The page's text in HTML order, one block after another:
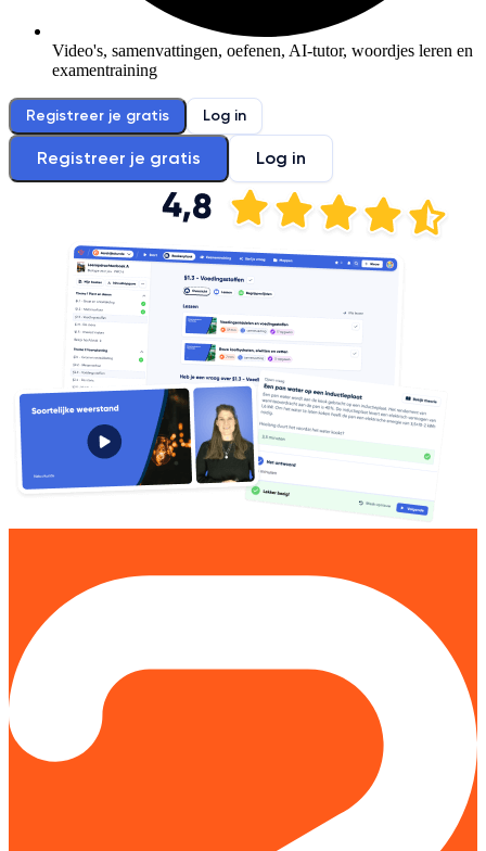
Video's, samenvattingen, oefenen, AI-tutor, woordjes leren en
examentraining
Registreer je gratis Log in
Registreer je gratis Log in